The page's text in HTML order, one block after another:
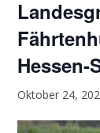
Hessen-
Oktober 24,